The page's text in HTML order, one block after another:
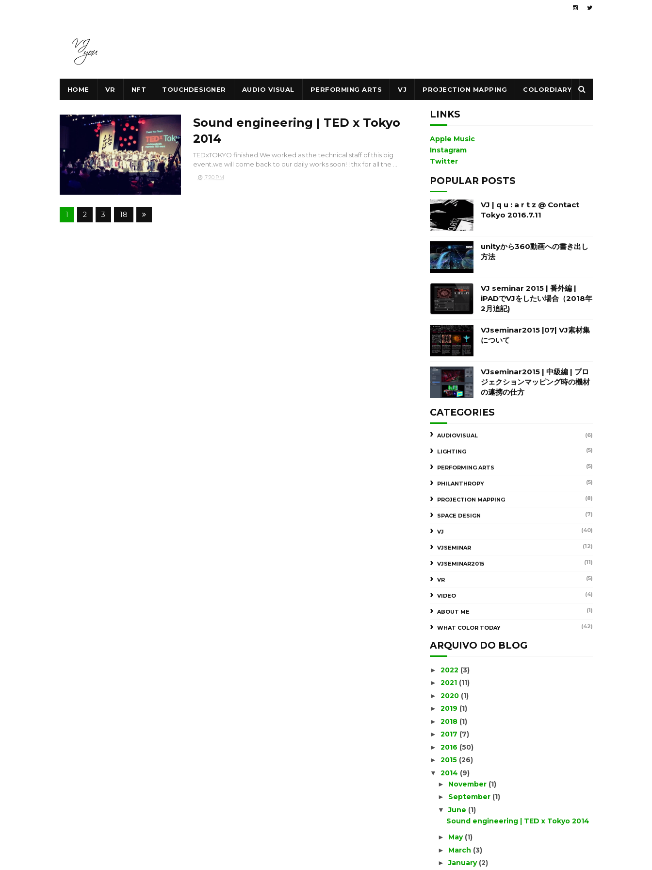
HOME VR NFT TOUCHDESIGNER AUDIO VISUAL PERFORMING ARTS VJ PROJECTION MAPPING COLORDIARY
Sound engineering | TED x Tokyo
2014
TEDxTOKYO finished.We worked as the technical staff of this big
event.we will come back to our daily works soon! ! thx for all the ...
7:20 PM
1 2 3 18
LINKS
Apple Music
Instagram
Twitter
POPULAR POSTS
VJ | q u : a r t z @ Contact
Tokyo 2016.7.11
unityから360動画への書き出し
方法
VJ seminar 2015 | 番外編 |
iPADでVJをしたい場合（2018年
2月追記)
VJseminar2015 |07| VJ素材集
について
VJseminar2015 | 中級編 | プロ
ジェクションマッピング時の機材
の連携の仕方
CATEGORIES
AUDIOVISUAL (6)
LIGHTING (5)
PERFORMING ARTS (5)
PHILANTHROPY (5)
PROJECTION MAPPING (8)
SPACE DESIGN (7)
VJ (40)
VJSEMINAR (12)
VJSEMINAR2015 (11)
VR (5)
VIDEO (4)
ABOUT ME (1)
WHAT COLOR TODAY (42)
ARQUIVO DO BLOG
► 2022 (3)
► 2021 (11)
► 2020 (1)
► 2019 (1)
► 2018 (1)
► 2017 (7)
► 2016 (50)
► 2015 (26)
▼ 2014 (9)
► November (1)
► September (1)
▼June (1)
Sound engineering | TED x Tokyo 2014
► May (1)
► March (3)
►January (2)